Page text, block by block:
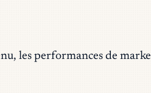
les performances de